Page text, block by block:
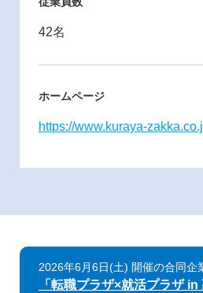
42名
ホームページ
https://www.kuraya-
2026年6月6日(土) 開催の合同企
「転職プラザ×就活プラザ in